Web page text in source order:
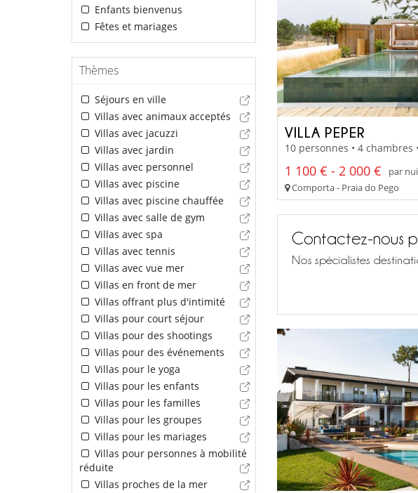
Enfants bienvenus
Fêtes et mariages
Thèmes
Séjours en ville
Villas avec animaux acceptés
Villas avec jacuzzi
Villas avec jardin
Villas avec personnel
Villas avec piscine
Villas avec piscine chauffée
Villas avec salle de gym
Villas avec spa
Villas avec tennis
Villas avec vue mer
Villas en front de mer
Villas offrant plus d'intimité
Villas pour court séjour
Villas pour des shootings
Villas pour des événements
Villas pour le yoga
Villas pour les enfants
Villas pour les familles
Villas pour les groupes
Villas pour les mariages
Villas pour personnes à mobilité
réduite
Villas proches de la mer
VILLA PEPER
10 personnes • 4 chambres
1 100 € - 2 000 €
par
Comporta - Praia do Pego
Contactez-nous
Nos spécialistes